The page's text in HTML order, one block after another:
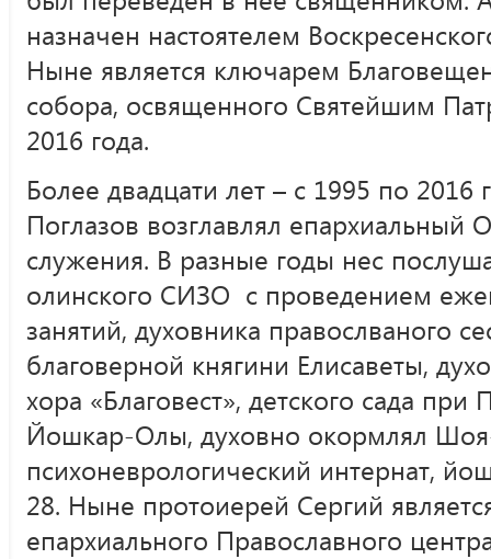
назначен настоятелем
Ныне является ключарем
собора, освященного Святейшим
2016 года.
Более двадцати лет – с 1995 по
Поглазов возглавлял епархиальный
служения. В разные годы нес
олинского СИЗО с проведением
занятий, духовника правослваного
благоверной княгини Елисаветы,
хора «Благовест», детского сада
Йошкар-Олы, духовно окормлял
психоневрологический интернат,
28. Ныне протоиерей Сергий
епархиального Православного